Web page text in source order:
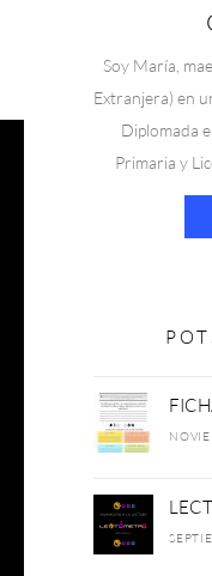
Soy María,
Extranjera) en
Diplomada
Primaria y